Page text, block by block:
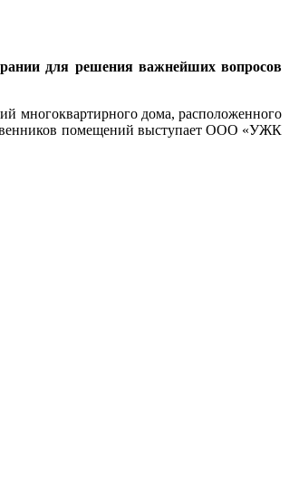
для решения важнейших вопросов
многоквартирного дома, расположенного
помещений выступает ООО «УЖК